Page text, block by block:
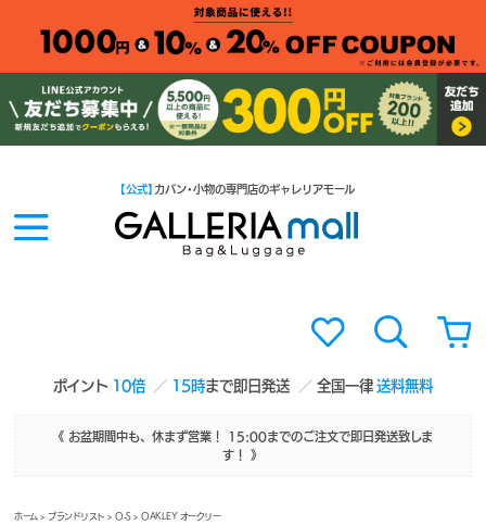
ポイント 10倍 15時まで即日発送 全国一律送料無料
【公式】 カバン・小物の専門店のギャレリアモール
《 お盆期間中も、休まず営業！ 15:00までのご注文で即日発送致しま
す！ 》
ホーム >ブランドリスト >O-S> OAKLEY オークリー